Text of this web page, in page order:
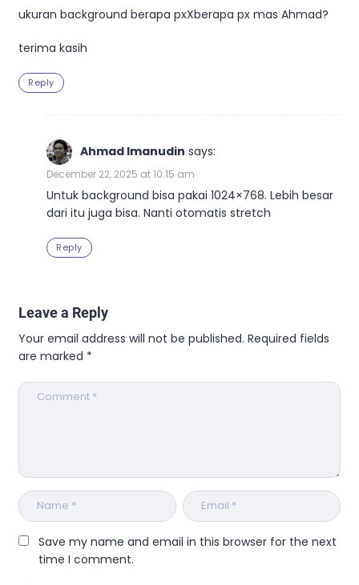
ukuran background berapa pxXberapa px mas Ahmad?
terima kasih
Reply
Ahmad Imanudin says:
December 22, 2025 at 10:15 am
Untuk background bisa pakai 1024×768. Lebih besar
dari itu juga bisa. Nanti otomatis stretch
Reply
Leave a Reply
Your email address will not be published. Required fields
are marked *
Save my name and email in this browser for the next
time I comment.